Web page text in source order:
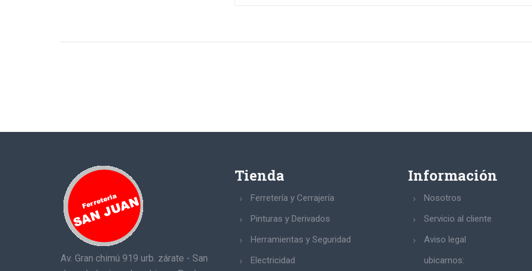
Av. Gran chimú 919 urb. zárate - San
Tienda
Ferretería y Cerrajería
Pinturas y Derivados
Herramientas y Seguridad
Electricidad
Información
Nosotros
Servicio al cliente
Aviso legal
ubicarnos: